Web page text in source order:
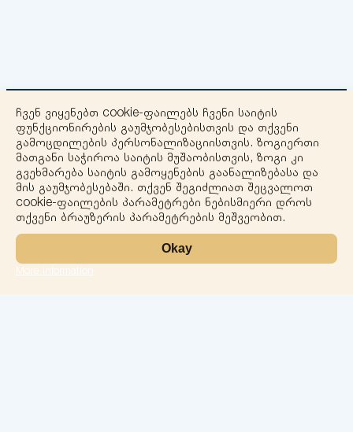
+
−
ჩვენ ვიყენებთ cookie-ფაილებს ჩვენი საიტის
ფუნქციონირების გაუმჯობესებისთვის და თქვენი
გამოცდილების პერსონალიზაციისთვის. ზოგიერთი
მათგანი საჭიროა საიტის მუშაობისთვის, ზოგი კი
გვეხმარება საიტის გამოყენების გაანალიზებასა და
მის გაუმჯობესებაში. თქვენ შეგიძლიათ შეცვალოთ
cookie-ფაილების პარამეტრები ნებისმიერი დროს
თქვენი ბრაუზერის პარამეტრების მეშვეობით.
Okay
More information